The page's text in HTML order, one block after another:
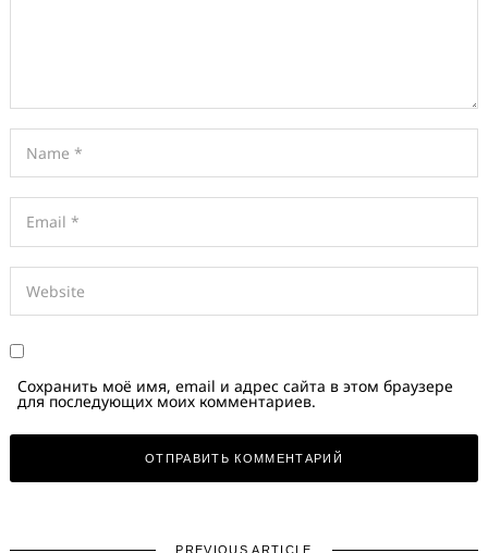
Сохранить моё имя, email и адрес сайта в этом браузере
для последующих моих комментариев.
PREVIOUS ARTICLE